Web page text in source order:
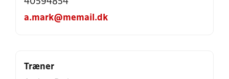
40594854
a.mark@memail.dk
Træner